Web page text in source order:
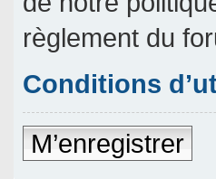
règlement du
Conditions
M’enregistrer